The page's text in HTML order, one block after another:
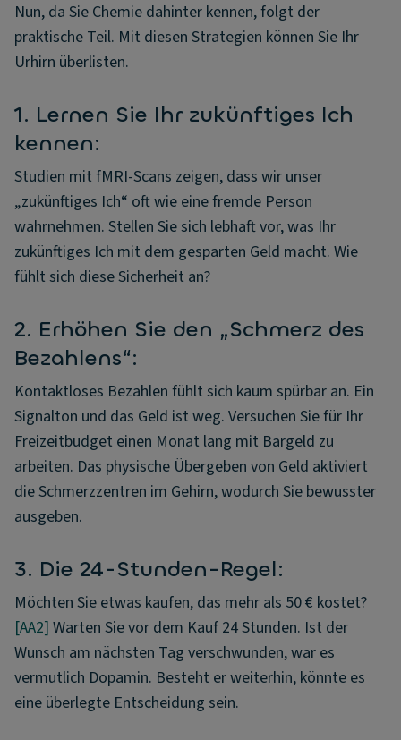
Nun, da Sie Chemie dahinter kennen, folgt der
praktische Teil. Mit diesen Strategien können Sie Ihr
Urhirn überlisten.
1. Lernen Sie Ihr zukünftiges Ich
kennen:
Studien mit fMRI-Scans zeigen, dass wir unser
„zukünftiges Ich“ oft wie eine fremde Person
wahrnehmen. Stellen Sie sich lebhaft vor, was Ihr
zukünftiges Ich mit dem gesparten Geld macht. Wie
fühlt sich diese Sicherheit an?
2. Erhöhen Sie den „Schmerz des
Bezahlens“:
Kontaktloses Bezahlen fühlt sich kaum spürbar an. Ein
Signalton und das Geld ist weg. Versuchen Sie für Ihr
Freizeitbudget einen Monat lang mit Bargeld zu
arbeiten. Das physische Übergeben von Geld aktiviert
die Schmerzzentren im Gehirn, wodurch Sie bewusster
ausgeben.
3. Die 24-Stunden-Regel:
Möchten Sie etwas kaufen, das mehr als 50 € kostet?
[AA2] Warten Sie vor dem Kauf 24 Stunden. Ist der
Wunsch am nächsten Tag verschwunden, war es
vermutlich Dopamin. Besteht er weiterhin, könnte es
eine überlegte Entscheidung sein.